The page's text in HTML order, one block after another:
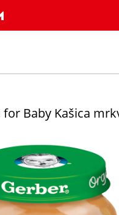
Organic for Baby Kašica
Baby Kašica